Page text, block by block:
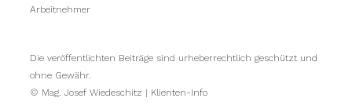
Arbeitnehmer
Die veröffentlichten Beiträge sind urheberrechtlich geschützt und
ohne Gewähr.
© Mag. Josef Wiedeschitz | Klienten-Info